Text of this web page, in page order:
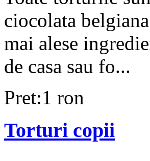
ciocolata
mai alese
de casa sau fo...
Pret:1 ron
Torturi copii